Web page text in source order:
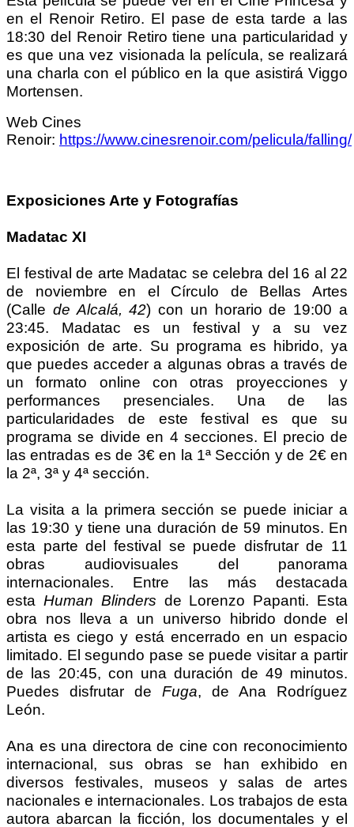
en el Renoir Retiro. El pase de esta tarde a las
18:30 del Renoir Retiro tiene una particularidad y
es que una vez visionada la película, se realizará
una charla con el público en la que asistirá Viggo
Mortensen.
Web Cines
Renoir: https://www.cinesrenoir.com/pelicula/falling/
Exposiciones Arte y Fotografías
Madatac XI
El festival de arte Madatac se celebra del 16 al 22
de noviembre en el Círculo de Bellas Artes
(Calle de Alcalá, 42) con un horario de 19:00 a
23:45. Madatac es un festival y a su vez
exposición de arte. Su programa es hibrido, ya
que puedes acceder a algunas obras a través de
un formato online con otras proyecciones y
performances presenciales. Una de las
particularidades de este festival es que su
programa se divide en 4 secciones. El precio de
las entradas es de 3€ en la 1ª Sección y de 2€ en
la 2ª, 3ª y 4ª sección.
La visita a la primera sección se puede iniciar a
las 19:30 y tiene una duración de 59 minutos. En
esta parte del festival se puede disfrutar de 11
obras audiovisuales del panorama
internacionales. Entre las más destacada
esta Human Blinders de Lorenzo Papanti. Esta
obra nos lleva a un universo hibrido donde el
artista es ciego y está encerrado en un espacio
limitado. El segundo pase se puede visitar a partir
de las 20:45, con una duración de 49 minutos.
Puedes disfrutar de Fuga, de Ana Rodríguez
León.
Ana es una directora de cine con reconocimiento
internacional, sus obras se han exhibido en
diversos festivales, museos y salas de artes
nacionales e internacionales. Los trabajos de esta
autora abarcan la ficción, los documentales y el